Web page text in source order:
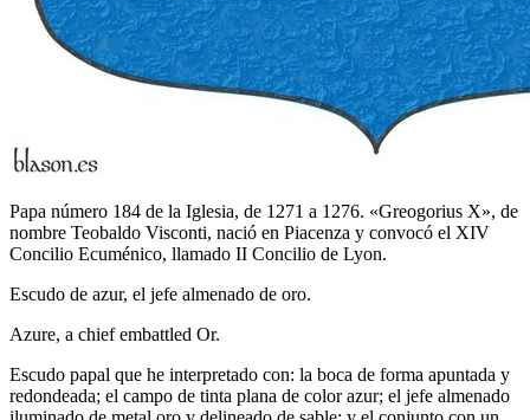
Papa número 184 de la Iglesia, de 1271 a 1276. «Greogorius X», de
nombre Teobaldo Visconti, nació en Piacenza y convocó el XIV
Concilio Ecuménico, llamado II Concilio de Lyon.
Escudo de azur, el jefe almenado de oro.
Azure, a chief embattled Or.
Escudo papal que he interpretado con: la boca de forma apuntada y
redondeada; el campo de tinta plana de color azur; el jefe almenado